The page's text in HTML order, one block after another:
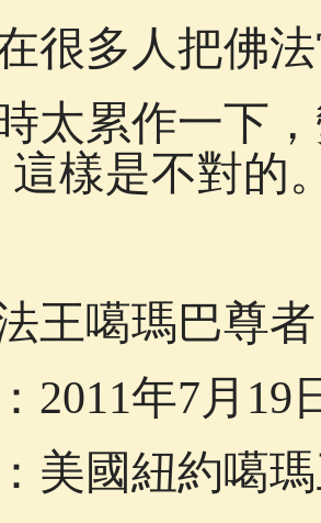
很多人把佛
太累作一下
這樣是不對的
王噶瑪巴尊者
2011年7月19
美國紐約噶